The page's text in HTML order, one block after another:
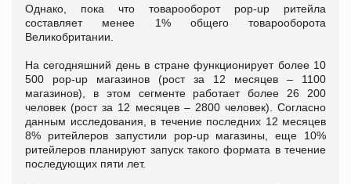
Однако, пока что товарооборот pop-up ритейла
составляет менее 1% общего товарооборота
Великобритании.
На сегодняшний день в стране функционирует более 10
500 pop-up магазинов (рост за 12 месяцев – 1100
магазинов), в этом сегменте работает более 26 200
человек (рост за 12 месяцев – 2800 человек). Согласно
данным исследования, в течение последних 12 месяцев
8% ритейлеров запустили pop-up магазины, еще 10%
ритейлеров планируют запуск такого формата в течение
последующих пяти лет.